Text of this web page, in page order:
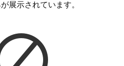
展示されています。